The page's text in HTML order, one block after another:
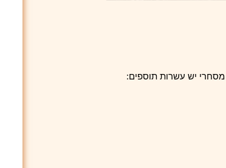
יש עשרות תוספים: